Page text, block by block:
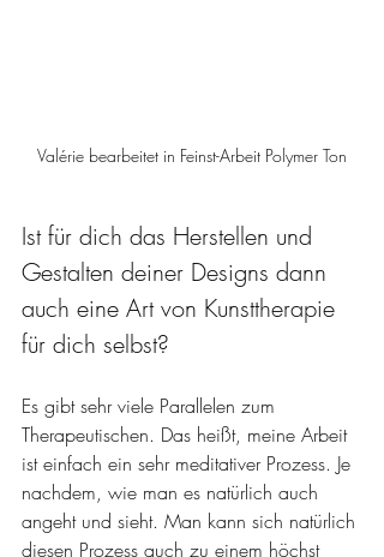
Valérie bearbeitet in Feinst-Arbeit Polymer Ton
Ist für dich das Herstellen und
Gestalten deiner Designs dann
auch eine Art von Kunsttherapie
für dich selbst?
Es gibt sehr viele Parallelen zum
Therapeutischen. Das heißt, meine Arbeit
ist einfach ein sehr meditativer Prozess. Je
nachdem, wie man es natürlich auch
angeht und sieht. Man kann sich natürlich
diesen Prozess auch zu einem höchst